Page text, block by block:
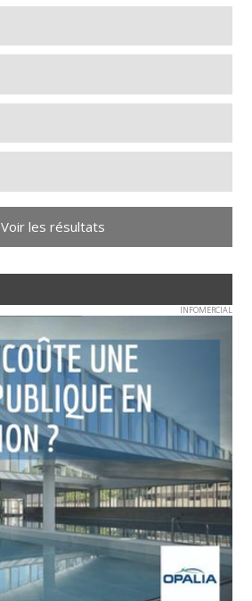
Voir les résultats
INFOMERCIAL